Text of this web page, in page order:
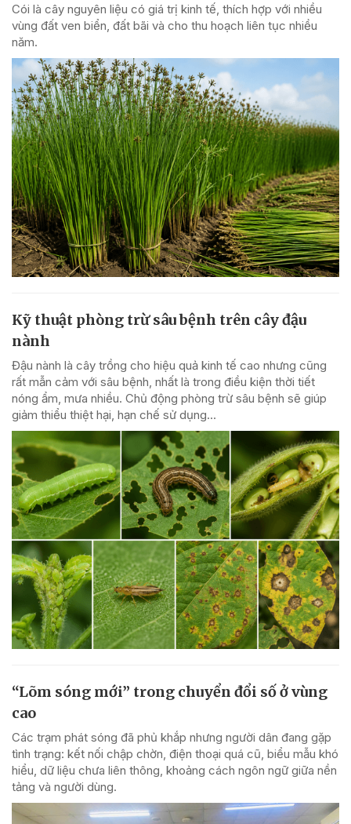
Cói là cây nguyên liệu có giá trị kinh tế, thích hợp với nhiều
vùng đất ven biển, đất bãi và cho thu hoạch liên tục nhiều
năm.
Kỹ thuật phòng trừ sâu bệnh trên cây đậu
nành
Đậu nành là cây trồng cho hiệu quả kinh tế cao nhưng cũng
rất mẫn cảm với sâu bệnh, nhất là trong điều kiện thời tiết
nóng ẩm, mưa nhiều. Chủ động phòng trừ sâu bệnh sẽ giúp
giảm thiểu thiệt hại, hạn chế sử dụng...
“Lõm sóng mới” trong chuyển đổi số ở vùng
cao
Các trạm phát sóng đã phủ khắp nhưng người dân đang gặp
tình trạng: kết nối chập chờn, điện thoại quá cũ, biểu mẫu khó
hiểu, dữ liệu chưa liên thông, khoảng cách ngôn ngữ giữa nền
tảng và người dùng.